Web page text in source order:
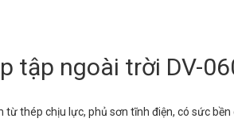
tập ngoài trời DV-
từ thép chịu lực, phủ sơn tĩnh điện, có sức